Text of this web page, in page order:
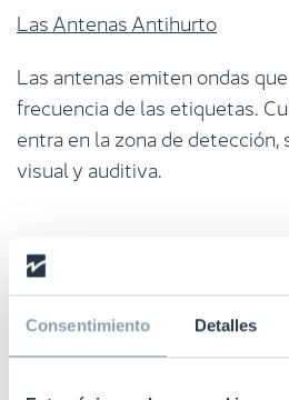
Consentimiento Detalles
Las Antenas Antihurto
Las antenas emiten ondas
frecuencia de las etiquetas.
entra en la zona de detección,
visual y auditiva.
“pegatinas”
Estas etiquetas se adhieren
propósito de protegerlo.
medio de un desactivador